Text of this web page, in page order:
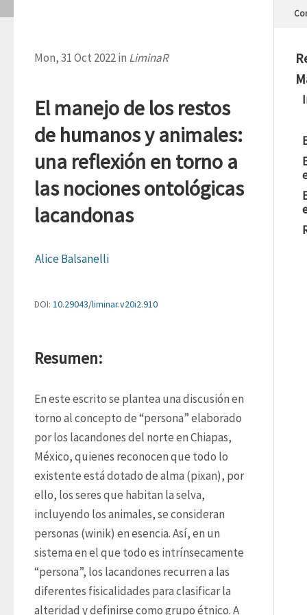
Mon, 31 Oct 2022 in LiminaR
El manejo de los restos
de humanos y animales:
una reflexión en torno a
las nociones ontológicas
lacandonas
Alice Balsanelli
DOI: 10.29043/liminar.v20i2.910
Resumen:
En este escrito se plantea una discusión en
torno al concepto de “persona” elaborado
por los lacandones del norte en Chiapas,
México, quienes reconocen que todo lo
existente está dotado de alma (pixan), por
ello, los seres que habitan la selva,
incluyendo los animales, se consideran
personas (winik) en esencia. Así, en un
sistema en el que todo es intrínsecamente
“persona”, los lacandones recurren a las
diferentes fisicalidades para clasificar la
alteridad y definirse como grupo étnico. A